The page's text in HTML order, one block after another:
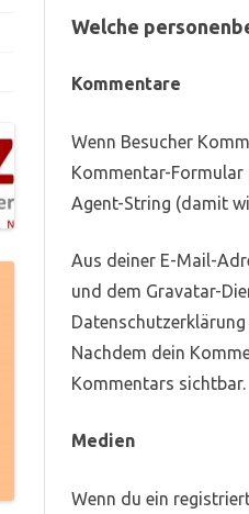
Welche
Kommentare
Wenn Besucher
Kommentar-Formular
Agent-String (damit
Aus deiner E-Mail-
und dem Gravatar-
Nachdem dein
Kommentars sichtbar.
Medien
Wenn du ein